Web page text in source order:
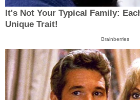
It's Not Your Typical Family:
Unique Trait!
Brainberries